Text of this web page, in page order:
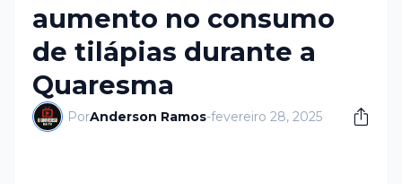
aumento no consumo
de tilápias durante a
Quaresma
PorAnderson Ramos-fevereiro 28, 2025